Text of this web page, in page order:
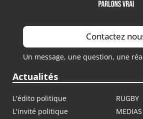
Contactez
Un message, une question, une
Actualités
L'édito politique
RUGBY
L'invité politique
MEDIAS